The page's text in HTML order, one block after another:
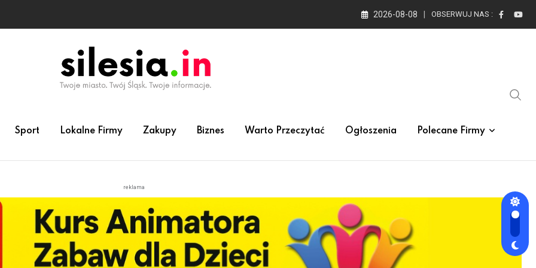
2026-08-08 OBSERWUJ NAS :
Sport Lokalne Firmy Zakupy Biznes Warto Przeczytać Ogłoszenia Polecane Firmy
reklama